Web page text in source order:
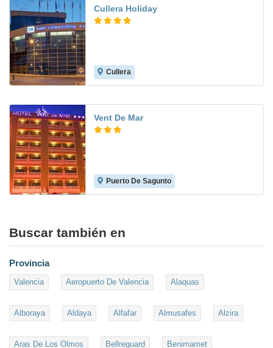
Cullera Holiday
Cullera
Vent De Mar
Puerto De Sagunto
Buscar también en
Provincia
Valencia Aeropuerto De Valencia Alaquas
Alboraya Aldaya Alfafar Almusafes Alzira
Aras De Los Olmos Bellreguard Benimamet